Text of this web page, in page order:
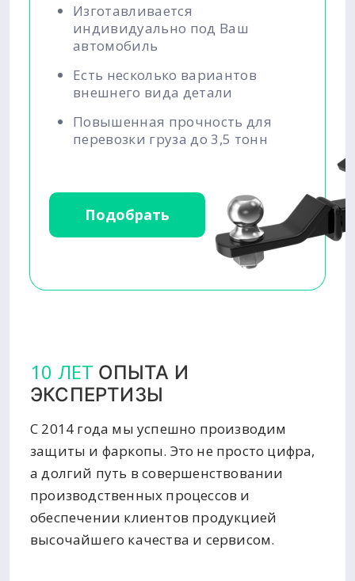
Изготавливается
индивидуально под Ваш
автомобиль
Есть несколько вариантов
внешнего вида детали
Повышенная прочность для
перевозки груза до 3,5 тонн
Подобрать
10 ЛЕТ ОПЫТА И
ЭКСПЕРТИЗЫ
С 2014 года мы успешно производим
защиты и фаркопы. Это не просто цифра,
а долгий путь в совершенствовании
производственных процессов и
обеспечении клиентов продукцией
высочайшего качества и сервисом.